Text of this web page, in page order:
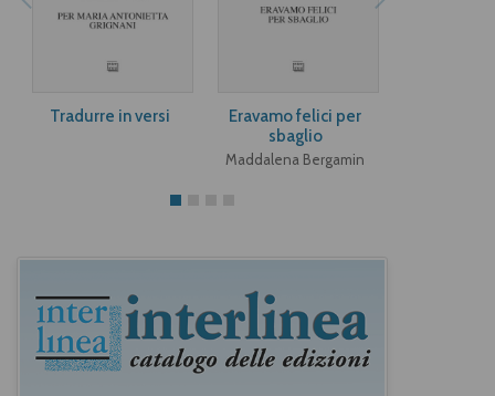
Tradurre in versi
Eravamo felici per
sbaglio
Maddalena Bergamin